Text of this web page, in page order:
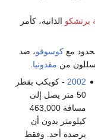
برتشكو الذاتية، كأمر
معكوسوڤو، ضد
من مقدونيا.
2002- كويكب بقطر
50 متر يصل إلى
مسافة 463,000
كيلومتر بدون أن
يرصده أحد. وفقط